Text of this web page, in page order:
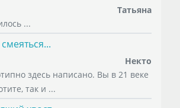
Татьяна
...
Некто
здесь написано. Вы в 21 веке
так и ...